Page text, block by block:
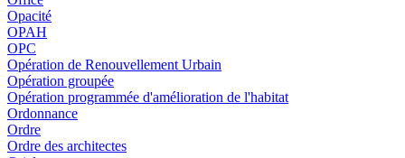
Opacité
OPAH
OPC
Opération de Renouvellement Urbain
Opération groupée
Opération programmée d'amélioration de l'habitat
Ordonnance
Ordre
Ordre des architectes